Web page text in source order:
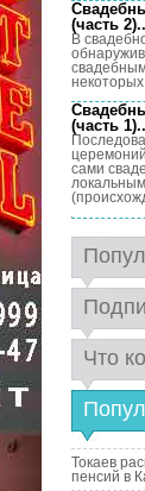
(часть
В
(часть
сами
Что
Токаев
пенсий в